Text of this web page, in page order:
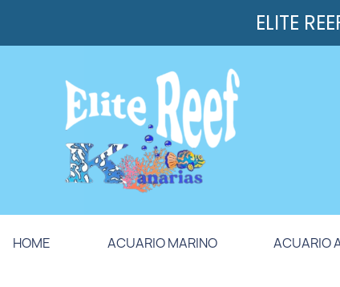
ELITE
HOME ACUARIO MARINO ACUARIO